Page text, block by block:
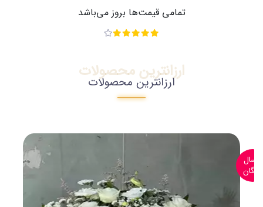
تمامی قیمت‌ها بروز می‌باشد
ارزانترین محصولات
ارزانترین محصولات
ارسال
رایگان